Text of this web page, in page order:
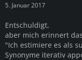
5. Januar 2017
Entschuldigt,
aber mich erinnert
"Ich estimiere es als
Synonyme iterativ